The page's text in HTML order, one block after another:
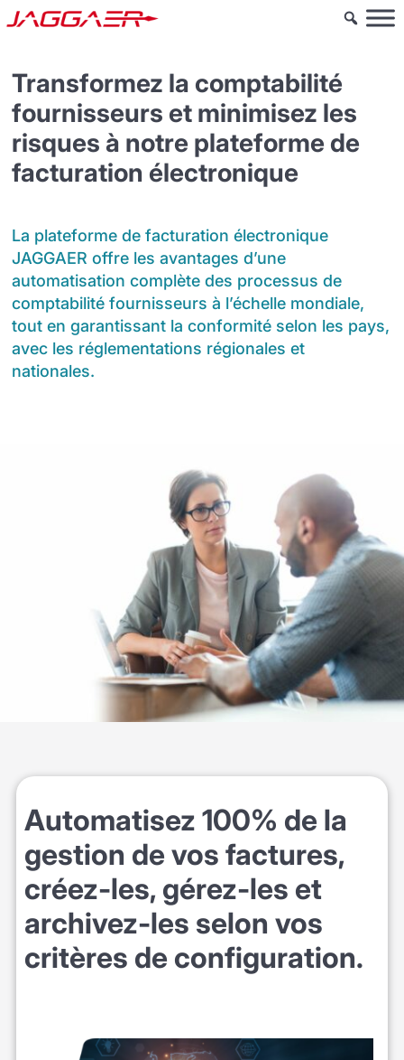
Transformez la comptabilité
fournisseurs et minimisez les
risques à notre plateforme de
facturation électronique
La plateforme de facturation électronique
JAGGAER offre les avantages d’une
automatisation complète des processus de
comptabilité fournisseurs à l’échelle mondiale,
tout en garantissant la conformité selon les pays,
avec les réglementations régionales et
nationales.
Automatisez 100% de la
gestion de vos factures,
créez-les, gérez-les et
archivez-les selon vos
critères de configuration.